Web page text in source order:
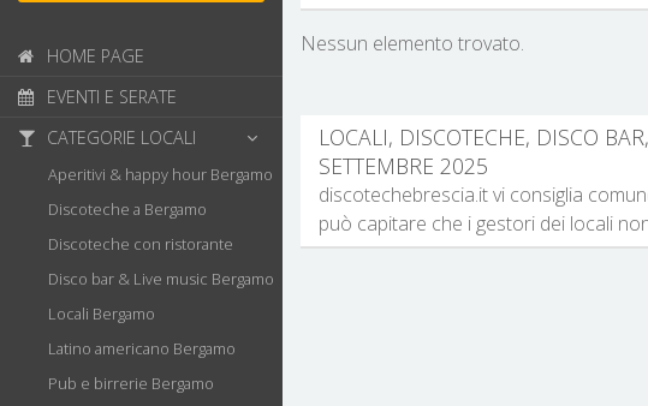
HOME PAGE
EVENTI E SERATE
CATEGORIE LOCALI
Aperitivi & happy hour Bergamo
Discoteche a Bergamo
Discoteche con ristorante
Disco bar & Live music Bergamo
Locali Bergamo
Latino americano Bergamo
Pub e birrerie Bergamo
Nessun elemento trovato.
LOCALI, DISCOTECHE, DISCO
SETTEMBRE 2025
discotechebrescia.it vi consiglia
può capitare che i gestori dei locali